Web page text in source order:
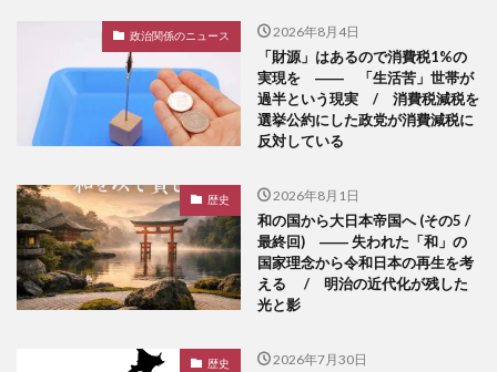
政治関係のニュース 2026年8月4日
「財源」はあるので消費税1%の
実現を ―― 「生活苦」世帯が
過半という現実 / 消費税減税を
選挙公約にした政党が消費減税に
反対している
歴史 2026年8月1日
和の国から大日本帝国へ (その5 /
最終回) ―― 失われた「和」の
国家理念から令和日本の再生を考
える / 明治の近代化が残した
光と影
歴史 2026年7月30日